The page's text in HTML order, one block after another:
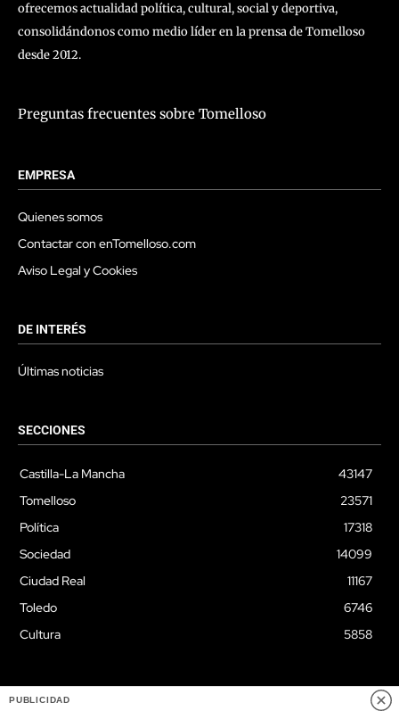
ofrecemos actualidad política, cultural, social y deportiva,
consolidándonos como medio líder en la prensa de Tomelloso
desde 2012.
Preguntas frecuentes sobre Tomelloso
EMPRESA
Quienes somos
Contactar con enTomelloso.com
Aviso Legal y Cookies
DE INTERÉS
Últimas noticias
SECCIONES
Castilla-La Mancha
43147
Tomelloso
23571
Política
17318
Sociedad
14099
Ciudad Real
11167
Toledo
6746
Cultura
5858
PUBLICIDAD